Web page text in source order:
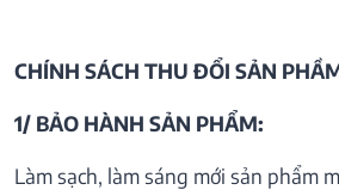
CHÍNH SÁCH THU ĐỔI SẢN
1/ BẢO HÀNH SẢN PHẨM:
Làm sạch, làm sáng mới sản phẩm